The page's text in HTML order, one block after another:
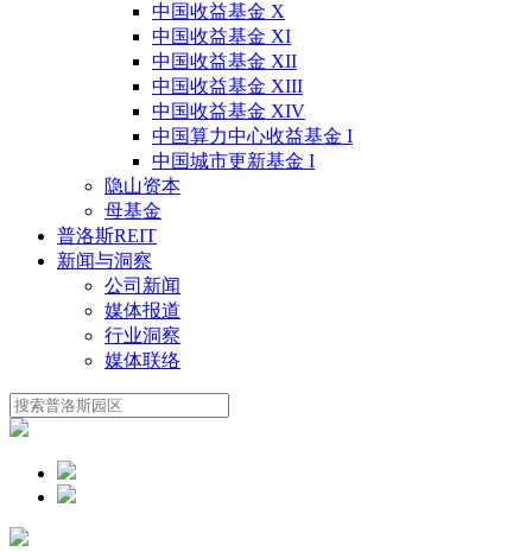
中国收益基金 X
中国收益基金 XI
中国收益基金 XII
中国收益基金 XIII
中国收益基金 XIV
中国算力中心收益基金 I
中国城市更新基金 I
隐山资本
母基金
普洛斯REIT
新闻与洞察
公司新闻
媒体报道
行业洞察
媒体联络